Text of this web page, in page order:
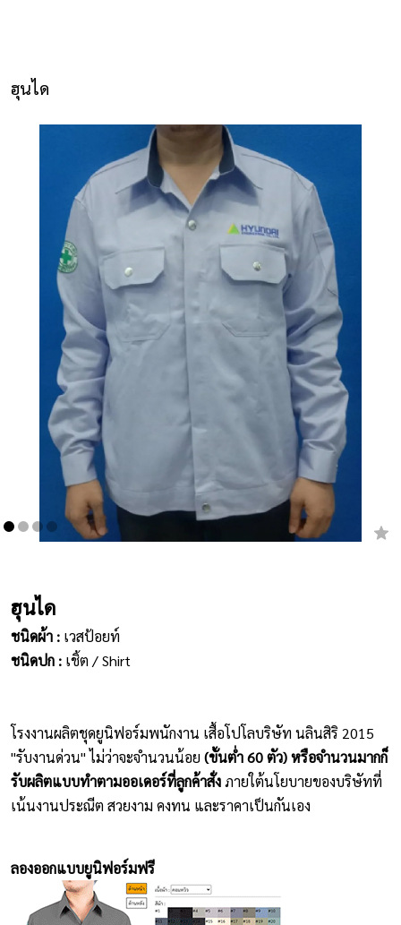
โปรแกรมออกแบบยูนิฟอร์ม
ยูนิฟอร์ม
เสื้อโปโล
เสื้อแจ็คเก็ต
เสื้อยืดคอกลม
ผ้ากันเปื้อน
หมวก
ชุดหมี
ตัวอย่างแขนเสื้อโปโล
สีผ้า
ฮุนได
ฮุนได
ชนิดผ้า : เวสป้อยท์
ชนิดปก : เชิ้ต / Shirt
โรงงานผลิตชุดยูนิฟอร์มพนักงาน เสื้อโปโลบริษัท นลินสิริ 2015
"รับงานด่วน" ไม่ว่าจะจำนวนน้อย (ขั้นต่ำ 60 ตัว) หรือจำนวนมากก็
รับผลิตแบบทำตามออเดอร์ที่ลูกค้าสั่งภายใต้นโยบายของบริษัทที่
เน้นงานประณีต สวยงาม คงทน และราคาเป็นกันเอง
ลองออกแบบยูนิฟอร์มฟรี